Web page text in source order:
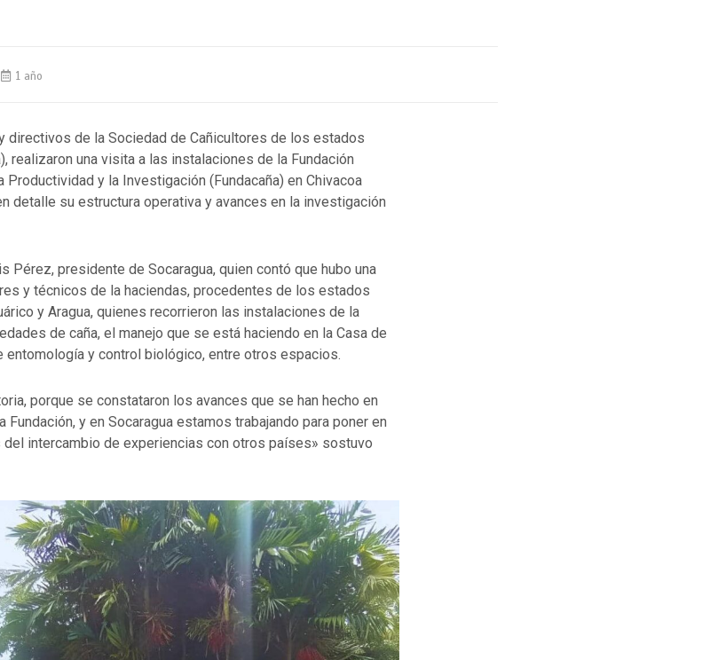
1 año
directivos de la Sociedad de Cañicultores de los estados
realizaron una visita a las instalaciones de la Fundación
Productividad y la Investigación (Fundacaña) en Chivacoa
detalle su estructura operativa y avances en la investigación
Pérez, presidente de Socaragua, quien contó que hubo una
y técnicos de la haciendas, procedentes de los estados
y Aragua, quienes recorrieron las instalaciones de la
de caña, el manejo que se está haciendo en la Casa de
entomología y control biológico, entre otros espacios.
porque se constataron los avances que se han hecho en
y en Socaragua estamos trabajando para poner en
intercambio de experiencias con otros países» sostuvo